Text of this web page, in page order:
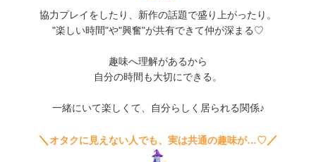
協力プレイをしたり、新作の話題で盛り上がったり。
"楽しい時間"や"興奮"が共有できて仲が深まる♡
趣味へ理解があるから
自分の時間も大切にできる。
一緒にいて楽しくて、自分らしく居られる関係♪
＼ オタクに見えない人でも、実は共通の趣味が…♡ ／